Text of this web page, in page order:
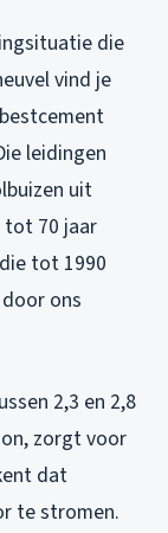
die
vind je
leidingen
uit
tot 70 jaar
tot 1990
ons
2,3 en 2,8
zorgt voor
dat
te stromen.